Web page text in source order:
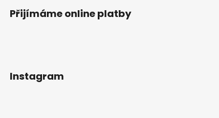
Přijímáme online platby
Instagram